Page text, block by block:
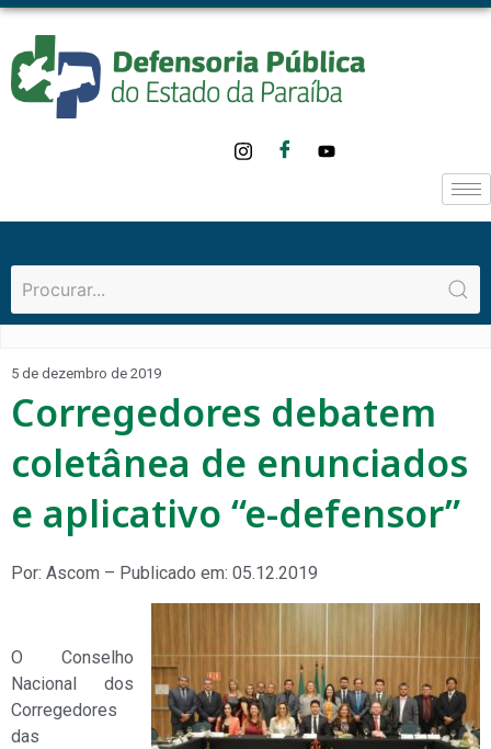
5 de dezembro de 2019
Corregedores debatem
coletânea de enunciados
e aplicativo “e-defensor”
Por: Ascom – Publicado em: 05.12.2019
O Conselho
Nacional dos
Corregedores
das